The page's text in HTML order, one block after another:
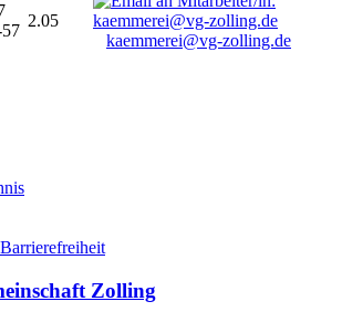
2.05
kaemmerei@vg-zolling.de
Zolling